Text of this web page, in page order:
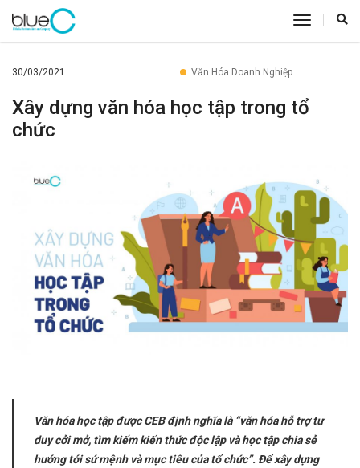
toggle
30/03/2021 Văn Hóa Doanh Nghiệp
Xây dựng văn hóa học tập trong tổ
chức
Văn hóa học tập được CEB định nghĩa là“văn hóa hỗ trợ tư
duy cởi mở, tìm kiếm kiến ​​thức độc lập và học tập chia sẻ
hướng tới sứ mệnh và mục tiêu của tổ chức”. Để xây dựng